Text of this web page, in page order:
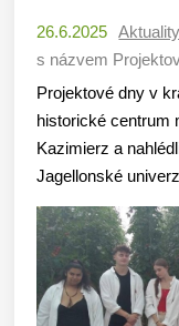
26.6.2025 Aktuality
s názvem
Projektové dny v
historické centrum
Kazimierz a
Jagellonské